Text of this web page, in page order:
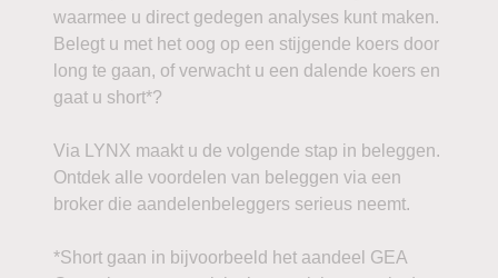
waarmee u direct gedegen analyses kunt maken.
Belegt u met het oog op een stijgende koers door
long te gaan, of verwacht u een dalende koers en
gaat u short*?
Via LYNX maakt u de volgende stap in beleggen.
Ontdek alle voordelen van beleggen via een
broker die aandelenbeleggers serieus neemt.
*Short gaan in bijvoorbeeld het aandeel GEA